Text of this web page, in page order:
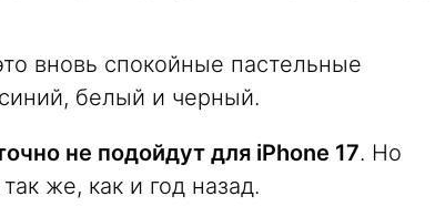
вновь спокойные пастельные
белый и черный.
не подойдут для iPhone 17. Но
же, как и год назад.